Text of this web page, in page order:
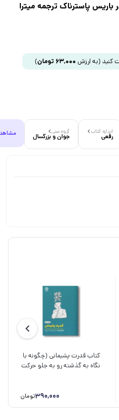
(2 جلدی) اثر باریس پاسترناک ترجمه میترا
کنید (به ارزش 63,000 تومان)
اندازه کتاب
رقعی
گروه سنی
جوان و بزرگسال
کتاب قدرت پشیمانی (چگونه با
نگاه به گذشته رو به جلو حرکت
390,000تومان